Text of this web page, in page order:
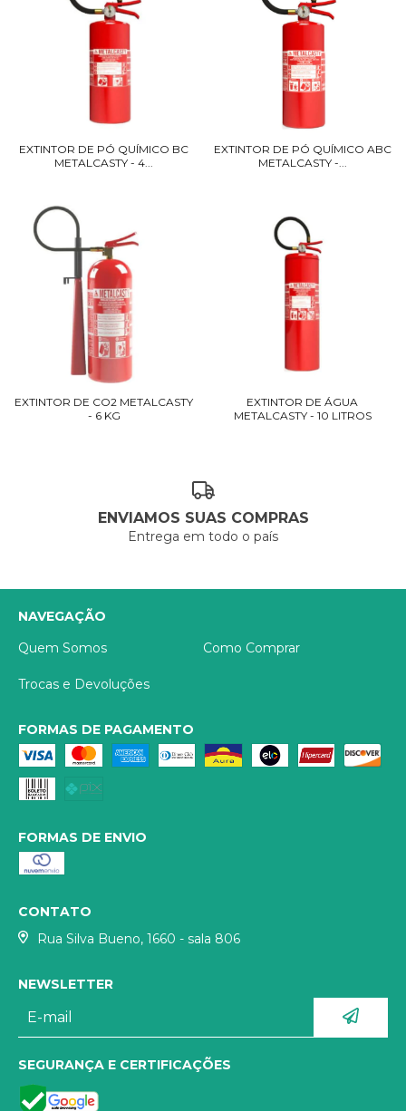
EXTINTOR DE PÓ QUÍMICO BC
METALCASTY - 4...
EXTINTOR DE PÓ QUÍMICO ABC
METALCASTY -...
EXTINTOR DE CO2 METALCASTY
- 6 KG
EXTINTOR DE ÁGUA
METALCASTY - 10 LITROS
ENVIAMOS SUAS COMPRAS
Entrega em todo o país
NAVEGAÇÃO
Quem Somos
Como Comprar
Trocas e Devoluções
FORMAS DE PAGAMENTO
FORMAS DE ENVIO
CONTATO
Rua Silva Bueno, 1660 - sala 806
NEWSLETTER
SEGURANÇA E CERTIFICAÇÕES